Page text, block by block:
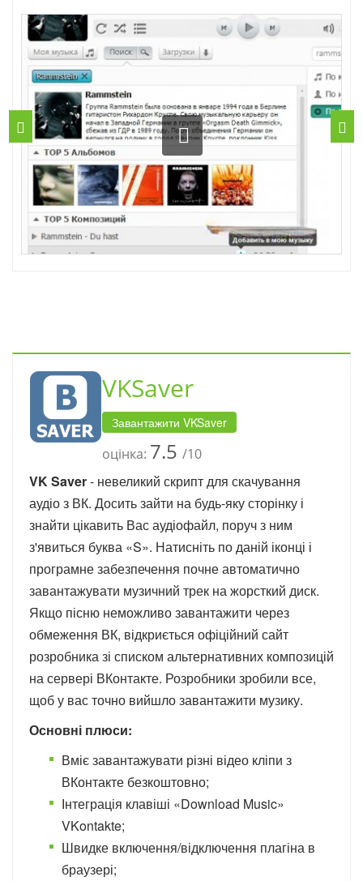
VKSaver
Завантажити VKSaver
оцінка: 7.5 /10
VK Saver- невеликий скрипт для скачування
аудіо з ВК. Досить зайти на будь-яку сторінку і
знайти цікавить Вас аудіофайл, поруч з ним
з'явиться буква «S». Натисніть по даній іконці і
програмне забезпечення почне автоматично
завантажувати музичний трек на жорсткий диск.
Якщо пісню неможливо завантажити через
обмеження ВК, відкриється офіційний сайт
розробника зі списком альтернативних композицій
на сервері ВКонтакте. Розробники зробили все,
щоб у вас точно вийшло завантажити музику.
Основні плюси:
Вміє завантажувати різні відео кліпи з
ВКонтакте безкоштовно;
Інтеграція клавіші «Download Music»
VKontakte;
Швидке включення/відключення плагіна в
браузері;